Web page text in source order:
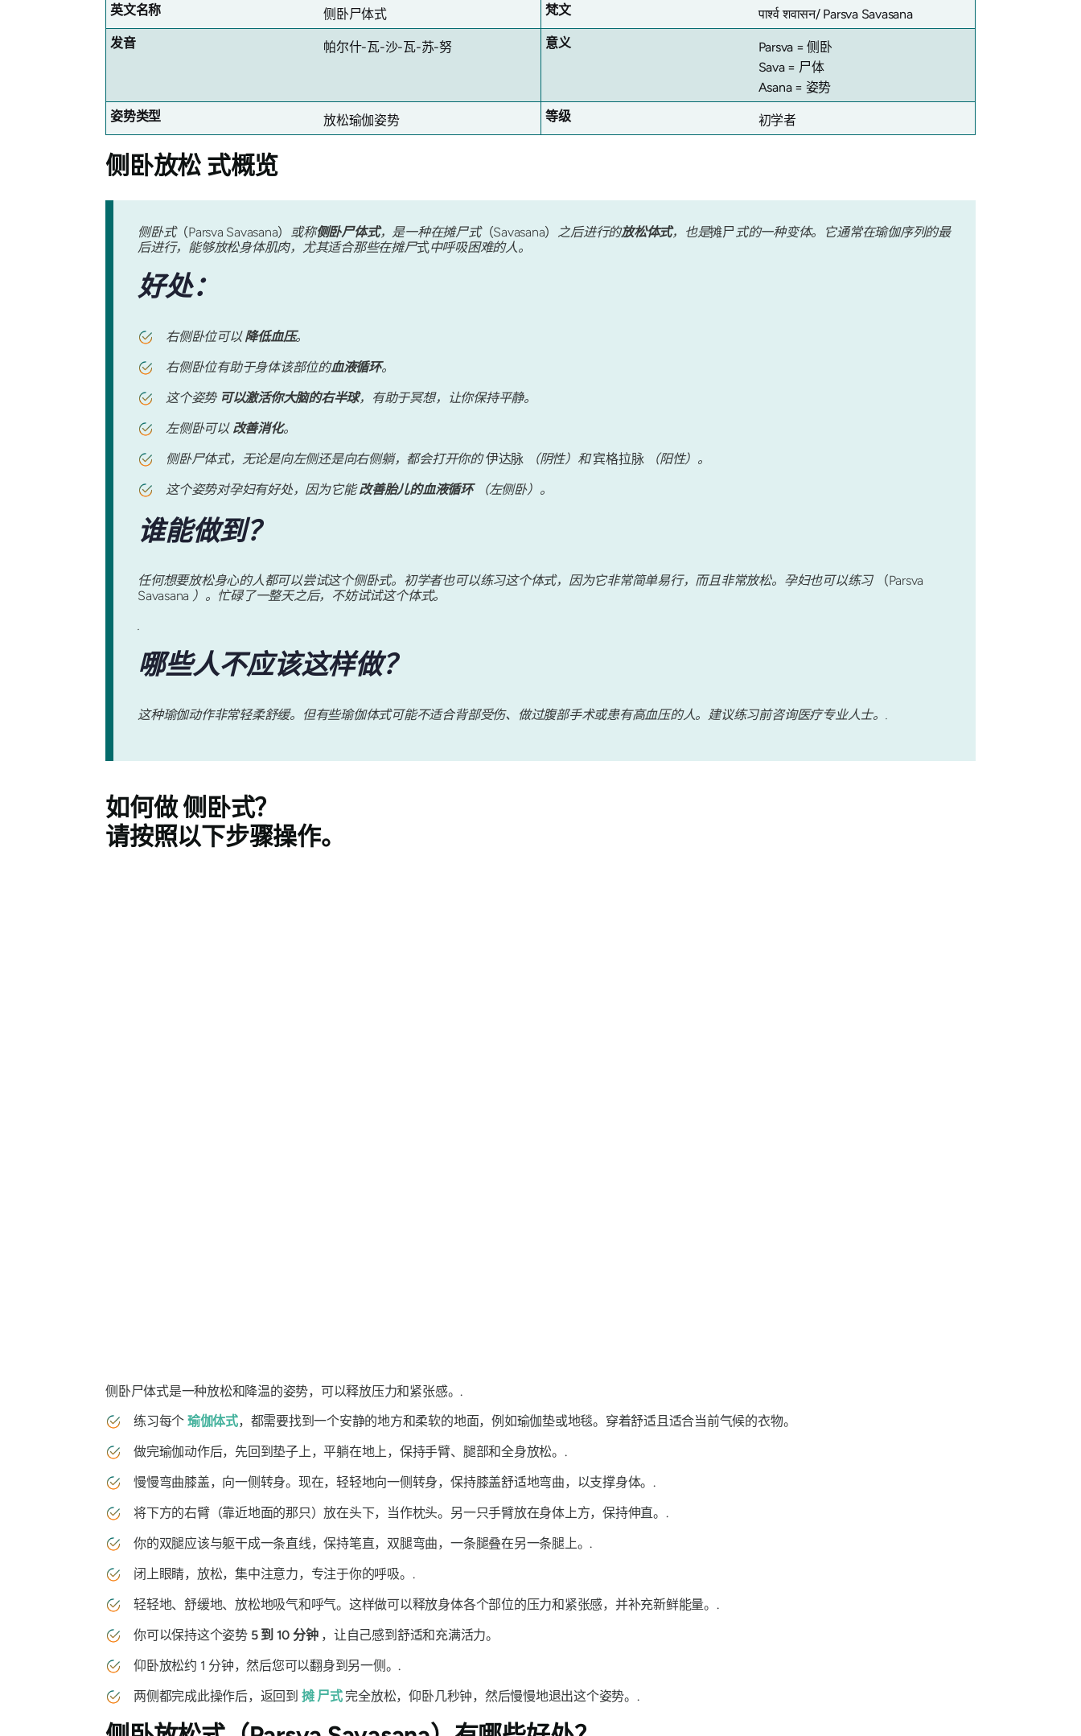
英文名称 侧卧尸体式 梵文
पार्श्व शवासन/ Parsva Savasana
发音
帕尔什-瓦-沙-瓦-苏-努 意义
Parsva = 侧卧
Sava = 尸体
Asana = 姿势
姿势类型
放松瑜伽姿势 等级 初学者
侧卧放松 式概览
侧卧式（Parsva Savasana） 或称侧卧尸体式，是一种在摊尸式（Savasana） 之后进行的放松体式，也是摊尸式的一种变体。它通常在瑜伽序列的最
后进行，能够放松身体肌肉，尤其适合那些在摊尸式中呼吸困难的人。
好处：
右侧卧位可以降低血压。
右侧卧位有助于身体该部位的血液循环。
这个姿势 可以激活你大脑的右半球，有助于冥想，让你保持平静。
左侧卧可以 改善消化。
侧卧尸体式，无论是向左侧还是向右侧躺，都会打开你的伊达脉 （阴性）和宾格拉脉（阳性）。
这个姿势对孕妇有好处，因为它能改善胎儿的血液循环（左侧卧）。
谁能做到？
任何想要放松身心的人都可以尝试这个侧卧式。初学者也可以练习这个体式，因为它非常简单易行，而且非常放松。孕妇也可以练习
（Parsva
Savasana ）。忙碌了一整天之后，不妨试试这个体式。
.
哪些人不应该这样做？
这种瑜伽动作非常轻柔舒缓。但有些瑜伽体式可能不适合背部受伤、做过腹部手术或患有高血压的人。建议练习前咨询医疗专业人士。.
如何做侧卧式？
请按照以下步骤操作。
侧卧尸体式是一种放松和降温的姿势，可以释放压力和紧张感。.
练习每个 瑜伽体式，都需要找到一个安静的地方和柔软的地面，例如瑜伽垫或地毯。穿着舒适且适合当前气候的衣物。
做完瑜伽动作后，先回到垫子上，平躺在地上，保持手臂、腿部和全身放松。.
慢慢弯曲膝盖，向一侧转身。现在，轻轻地向一侧转身，保持膝盖舒适地弯曲，以支撑身体。.
将下方的右臂（靠近地面的那只）放在头下，当作枕头。另一只手臂放在身体上方，保持伸直。.
你的双腿应该与躯干成一条直线，保持笔直，双腿弯曲，一条腿叠在另一条腿上。.
闭上眼睛，放松，集中注意力，专注于你的呼吸。.
轻轻地、舒缓地、放松地吸气和呼气。这样做可以释放身体各个部位的压力和紧张感，并补充新鲜能量。.
你可以保持这个姿势 5 到 10 分钟，让自己感到舒适和充满活力。
仰卧放松约 1 分钟，然后您可以翻身到另一侧。.
两侧都完成此操作后，返回到 摊尸式完全放松，仰卧几秒钟，然后慢慢地退出这个姿势。.